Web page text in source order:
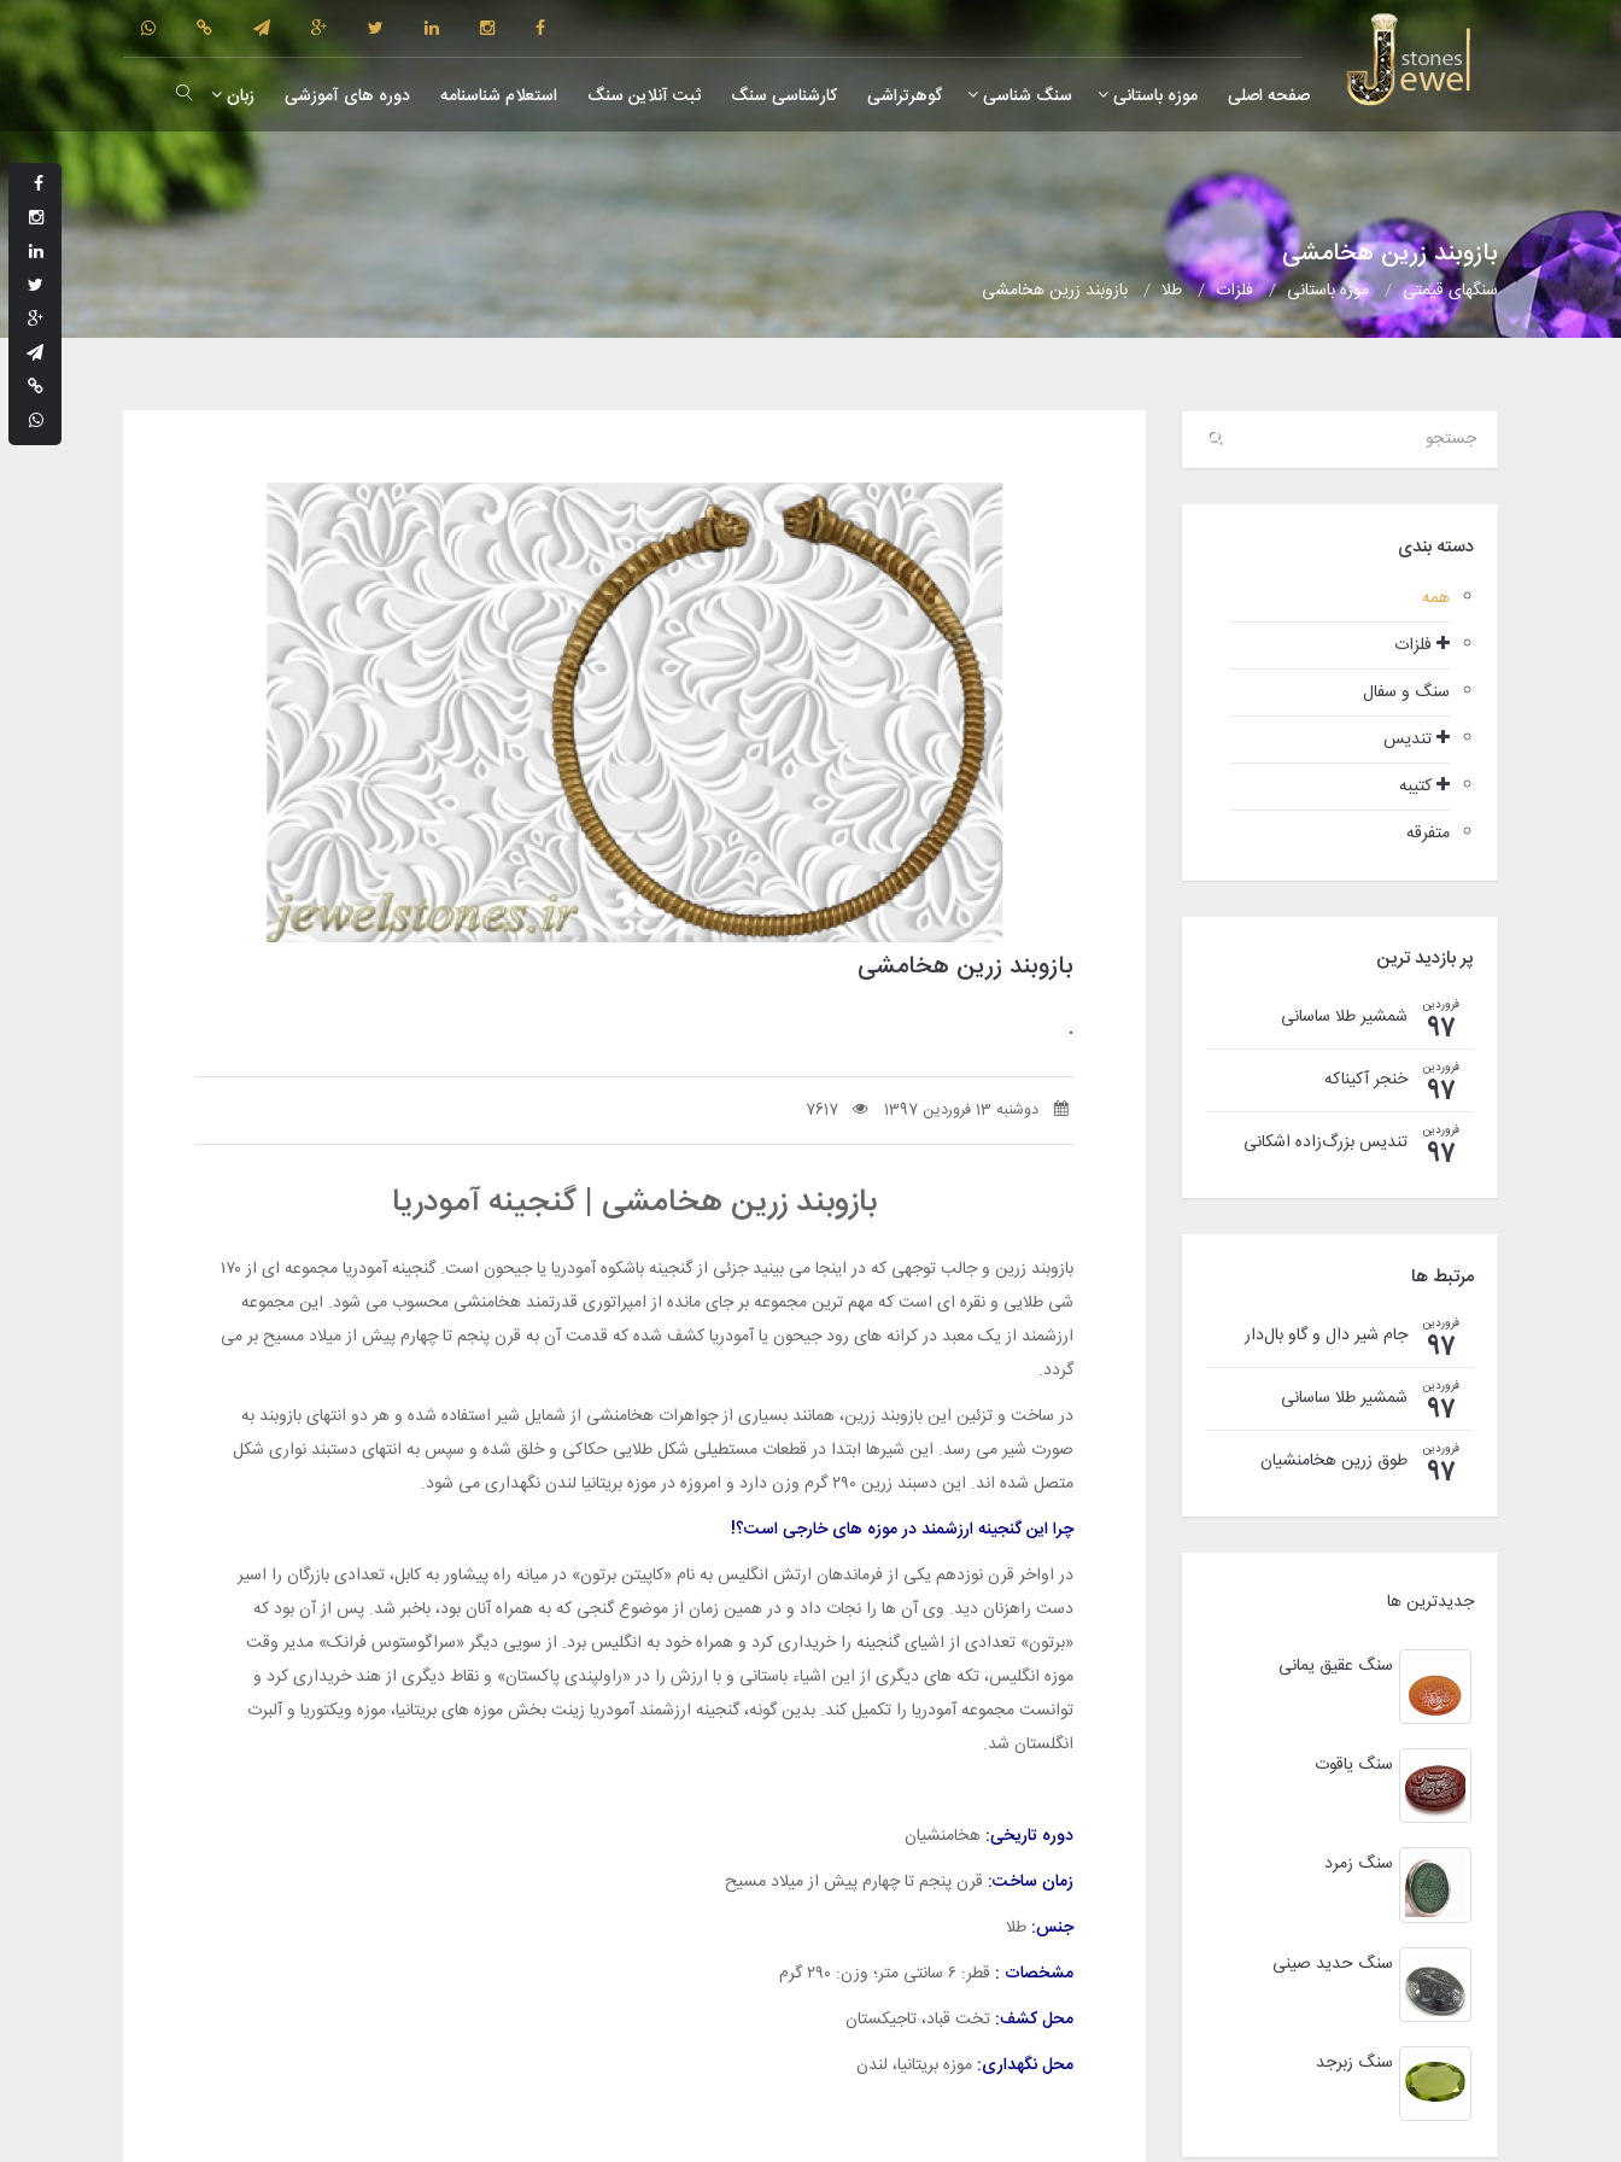
صفحه اصلی موزه باستانی سنگ شناسی گوهرتراشی کارشناسی سنگ ثبت آنلاین سنگ استعلام شناسنامه دوره های آموزشی زبان
بازوبند زرین هخامشی
سنگهای قیمتی موزه باستانی فلزات طلا بازوبند زرین هخامشی
دسته بندی
همه
فلزات
سنگ و سفال
تندیس
کتیبه
متفرقه
پر بازدید ترین
فروردین
97 شمشیر طلا ساسانی
فروردین
97 خنجر آکیناکه
فروردین
97 تندیس بزرگ‌زاده اشکانی
مرتبط ها
فروردین
97 جام شیر دال و گاو بال‌دار
فروردین
97 شمشیر طلا ساسانی
فروردین
97 طوق زرین هخامنشیان
جدیدترین ها
سنگ عقیق یمانی
سنگ یاقوت
سنگ زمرد
سنگ حدید صینی
سنگ زبرجد
بازوبند زرین هخامشی
.
دوشنبه 13 فروردین 1397 7617
بازوبند زرین هخامشی | گنجینه آمودریا
بازوبند زرین و جالب توجهی که در اینجا می بینید جزئی از گنجینه باشکوه آمودریا یا جیحون است. گنجینه آمودریا مجموعه ای از ۱۷۰
شی طلایی و نقره ای است که مهم ترین مجموعه بر جای مانده از امپراتوری قدرتمند هخامنشی محسوب می شود. این مجموعه
ارزشمند از یک معبد در کرانه های رود جیحون یا آمودریا کشف شده که قدمت آن به قرن پنجم تا چهارم پیش از میلاد مسیح بر می
گردد.
در ساخت و تزئین این بازوبند زرین، همانند بسیاری از جواهرات هخامنشی از شمایل شیر استفاده شده و هر دو انتهای بازوبند به
صورت شیر می رسد. این شیرها ابتدا در قطعات مستطیلی شکل طلایی حکاکی و خلق شده و سپس به انتهای دستبند نواری شکل
متصل شده اند. این دسبند زرین ۲۹۰ گرم وزن دارد و امروزه در موزه بریتانیا لندن نگهداری می شود.
چرا این گنجینه ارزشمند در موزه های خارجی است؟!
در اواخر قرن نوزدهم یکی از فرماندهان ارتش انگلیس به نام «کاپیتن برتون» در میانه راه پیشاور به کابل، تعدادی بازرگان را اسیر
دست راهزنان دید. وی آن ها را نجات داد و در همین زمان از موضوع گنجی که به همراه آنان بود، باخبر شد. پس از آن بود که
«برتون» تعدادی از اشیای گنجینه را خریداری کرد و همراه خود به انگلیس برد. از سویی دیگر «سراگوستوس فرانک» مدیر وقت
موزه انگلیس، تکه های دیگری از این اشیاء باستانی و با ارزش را در «راولپندی پاکستان» و نقاط دیگری از هند خریداری کرد و
توانست مجموعه آمودریا را تکمیل کند. بدین گونه، گنجینه ارزشمند آمودریا زینت بخش موزه های بریتانیا، موزه ویکتوریا و آلبرت
انگلستان شد.
دوره تاریخی:هخامنشیان
زمان ساخت: قرن پنجم تا چهارم پیش از میلاد مسیح
جنس: طلا
مشخصات : قطر: ۶ سانتی متر؛ وزن: ۲۹۰ گرم
محل کشف:تخت قباد، تاجیکستان
محل نگهداری:موزه بریتانیا، لندن